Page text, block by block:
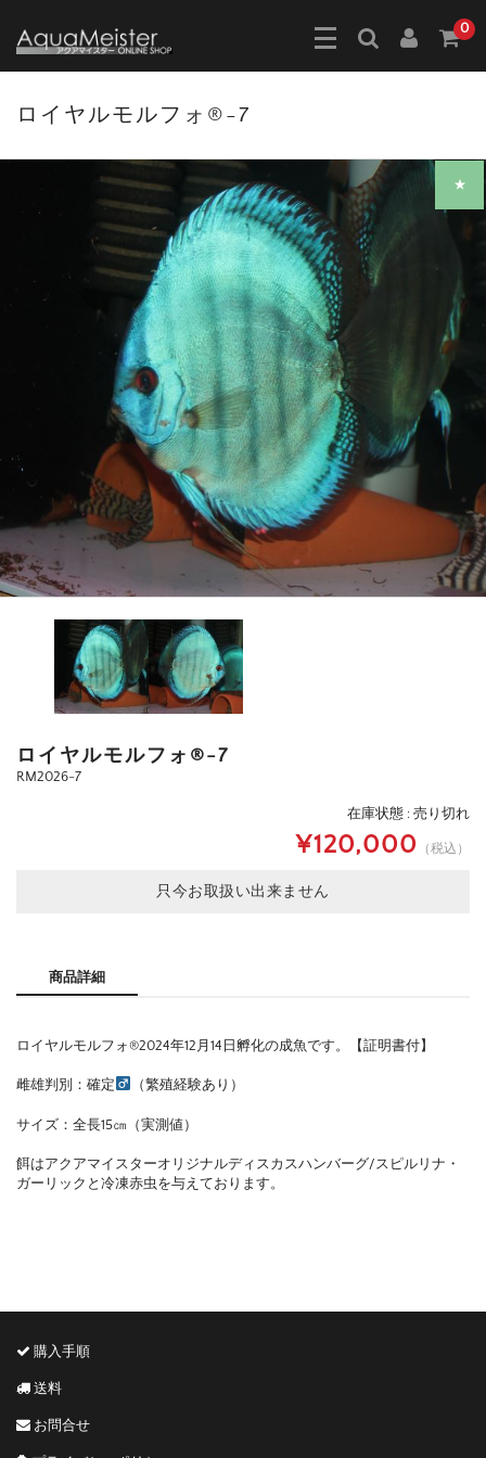
0
ロイヤルモルフォ®-7
★
ロイヤルモルフォ®-7
RM2026-7
在庫状態 : 売り切れ
¥120,000 （税込）
只今お取扱い出来ません
商品詳細
ロイヤルモルフォ®2024年12月14日孵化の成魚です。【証明書付】
雌雄判別：確定 （繁殖経験あり）
サイズ：全長15㎝（実測値）
餌はアクアマイスターオリジナルディスカスハンバーグ/スピルリナ・
ガーリックと冷凍赤虫を与えております。
購入手順
送料
お問合せ